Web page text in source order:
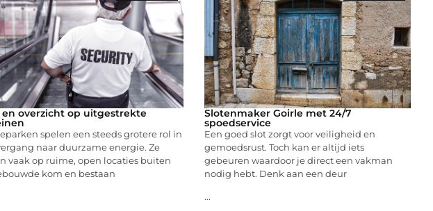
en overzicht op uitgestrekte
spelen een steeds grotere rol in
naar duurzame energie. Ze
vaak op ruime, open locaties buiten
kom en bestaan
Slotenmaker Goirle met 24/7
spoedservice
Een goed slot zorgt voor veiligheid en
gemoedsrust. Toch kan er altijd iets
gebeuren waardoor je direct een vakman
nodig hebt. Denk aan een deur
...